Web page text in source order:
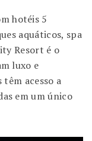
hotéis 5
aquáticos, spa
Resort é o
luxo e
acesso a
em um único